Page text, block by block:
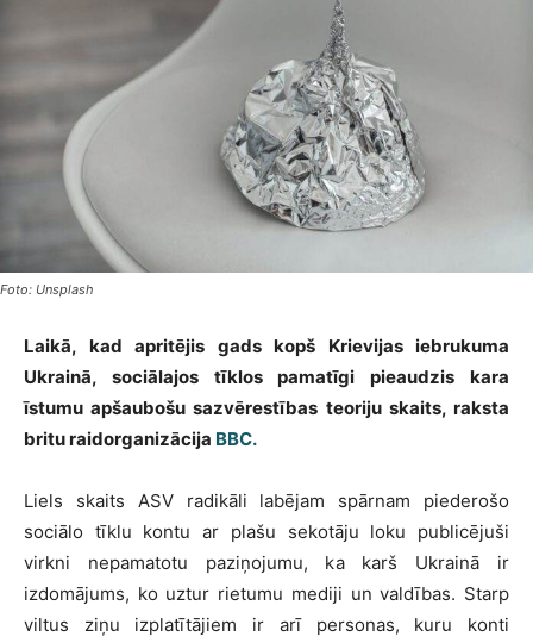
Foto: Unsplash
Laikā, kad apritējis gads kopš Krievijas iebrukuma
Ukrainā, sociālajos tīklos pamatīgi pieaudzis kara
īstumu apšaubošu sazvērestības teoriju skaits, raksta
britu raidorganizācija BBC.
Liels skaits ASV radikāli labējam spārnam piederošo
sociālo tīklu kontu ar plašu sekotāju loku publicējuši
virkni nepamatotu paziņojumu, ka karš Ukrainā ir
izdomājums, ko uztur rietumu mediji un valdības. Starp
viltus ziņu izplatītājiem ir arī personas, kuru konti